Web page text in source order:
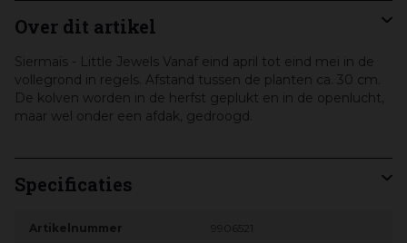
Over dit artikel
Siermaïs - Little Jewels Vanaf eind april tot eind mei in de
vollegrond in regels. Afstand tussen de planten ca. 30 cm.
De kolven worden in de herfst geplukt en in de openlucht,
maar wel onder een afdak, gedroogd.
Specificaties
Artikelnummer 9906521